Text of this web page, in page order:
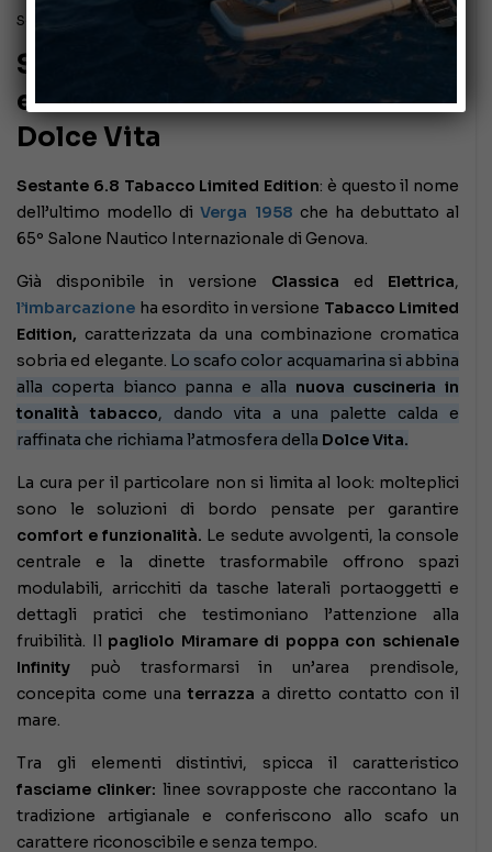
Settembre 21, 2025
Sestante 6.8: una nuova
edizione limitata celebra la
Dolce Vita
Sestante 6.8 Tabacco Limited Edition: è questo il nome
dell’ultimo modello diVerga 1958 che ha debuttato al
65º Salone Nautico Internazionale di Genova.
Già disponibile in versione Classica ed Elettrica,
l’imbarcazione ha esordito in versione Tabacco Limited
Edition, caratterizzata da una combinazione cromatica
sobria ed elegante. Lo scafo color acquamarina si abbina
alla coperta bianco panna e alla nuova cuscineria in
tonalità tabacco, dando vita a una palette calda e
raffinata che richiama l’atmosfera della Dolce Vita.
La cura per il particolare non si limita al look: molteplici
sono le soluzioni di bordo pensate per garantire
comfort e funzionalità. Le sedute avvolgenti, la console
centrale e la dinette trasformabile offrono spazi
modulabili, arricchiti da tasche laterali portaoggetti e
dettagli pratici che testimoniano l’attenzione alla
fruibilità. Il pagliolo Miramare di poppa con schienale
Infinity può trasformarsi in un’area prendisole,
concepita come una terrazza a diretto contatto con il
mare.
Tra gli elementi distintivi, spicca il caratteristico
fasciame clinker: linee sovrapposte che raccontano la
tradizione artigianale e conferiscono allo scafo un
carattere riconoscibile e senza tempo.